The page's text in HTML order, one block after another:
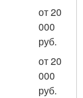
от 20
000
руб.
от 20
000
руб.